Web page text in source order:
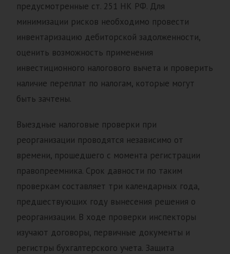
предусмотренные ст. 251 НК РФ. Для
минимизации рисков необходимо провести
инвентаризацию дебиторской задолженности,
оценить возможность применения
инвестиционного налогового вычета и проверить
наличие переплат по налогам, которые могут
быть зачтены.
Выездные налоговые проверки при
реорганизации проводятся независимо от
времени, прошедшего с момента регистрации
правопреемника. Срок давности по таким
проверкам составляет три календарных года,
предшествующих году вынесения решения о
реорганизации. В ходе проверки инспекторы
изучают договоры, первичные документы и
регистры бухгалтерского учета. Защита